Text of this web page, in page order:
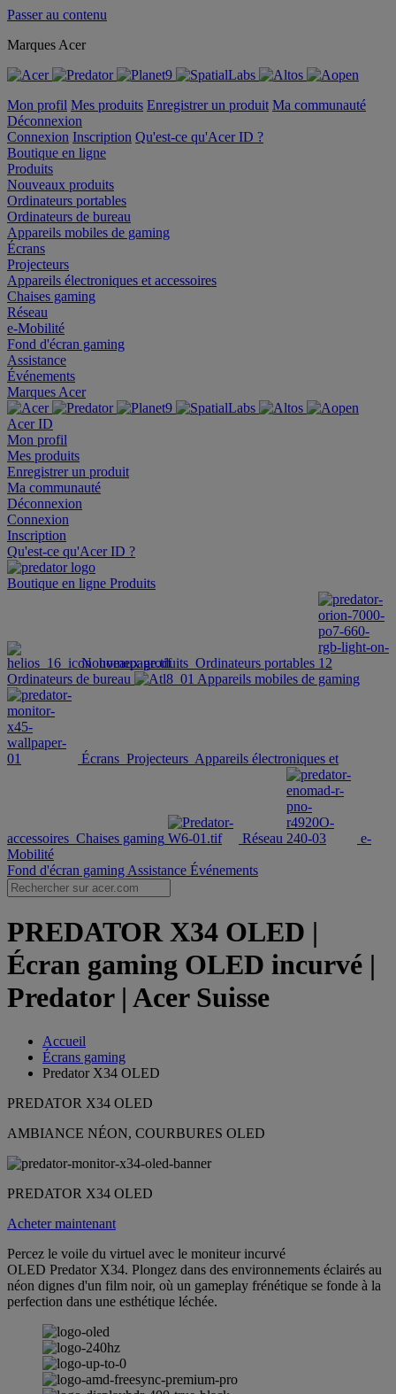
Passer au contenu
Marques Acer
Mon profil Mes produits Enregistrer un produit Ma communauté
Déconnexion
Connexion Inscription Qu'est-ce qu'Acer ID ?
Boutique en ligne
Produits
Nouveaux produits
Ordinateurs portables
Ordinateurs de bureau
Appareils mobiles de gaming
Écrans
Projecteurs
Appareils électroniques et accessoires
Chaises gaming
Réseau
e-Mobilité
Fond d'écran gaming
Assistance
Événements
Marques Acer
Acer ID
Mon profil
Mes produits
Enregistrer un produit
Ma communauté
Déconnexion
Connexion
Inscription
Qu'est-ce qu'Acer ID ?
Boutique en ligne Produits
Nouveaux produits Ordinateurs portables
Ordinateurs de bureau
Appareils mobiles de gaming
Écrans Projecteurs Appareils électroniques et
accessoires Chaises gaming Réseau
e-
Mobilité
Fond d'écran gaming Assistance Événements
PREDATOR X34 OLED |
Écran gaming OLED incurvé |
Predator | Acer Suisse
Accueil
Écrans gaming
Predator X34 OLED
PREDATOR X34 OLED
AMBIANCE NÉON, COURBURES OLED
PREDATOR X34 OLED
Acheter maintenant
Percez le voile du virtuel avec le moniteur incurvé
OLED Predator X34. Plongez dans des environnements éclairés au
néon dignes d'un film noir, où un gameplay frénétique se fonde à la
perfection dans une esthétique léchée.